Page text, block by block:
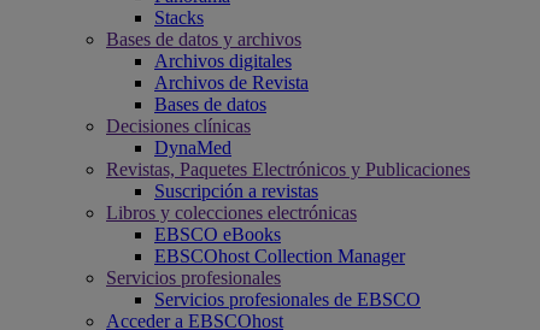
Stacks
Bases de datos y archivos
Archivos digitales
Archivos de Revista
Bases de datos
Decisiones clínicas
DynaMed
Revistas, Paquetes Electrónicos y Publicaciones
Suscripción a revistas
Libros y colecciones electrónicas
EBSCO eBooks
EBSCOhost Collection Manager
Servicios profesionales
Servicios profesionales de EBSCO
Acceder a EBSCOhost